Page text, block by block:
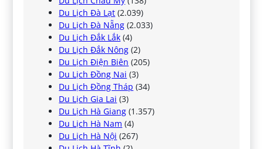
Du Lịch Đà Lạt (2.039)
Du Lịch Đà Nẵng (2.033)
Du Lịch Đắk Lắk (4)
Du Lịch Đắk Nông (2)
Du Lịch Điện Biên (205)
Du Lịch Đồng Nai (3)
Du Lịch Đồng Tháp (34)
Du Lịch Gia Lai (3)
Du Lịch Hà Giang (1.357)
Du Lịch Hà Nam (4)
Du Lịch Hà Nội (267)